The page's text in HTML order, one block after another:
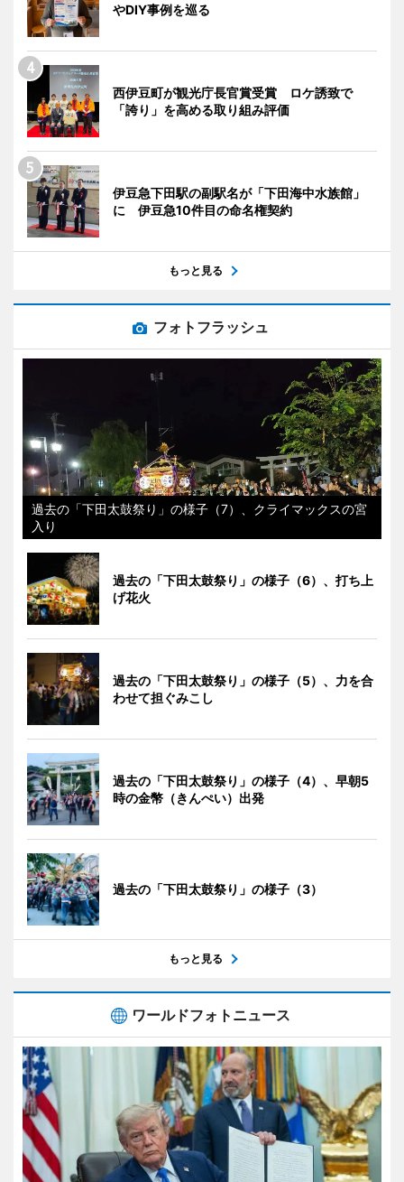
やDIY事例を巡る
西伊豆町が観光庁長官賞受賞 ロケ誘致で
「誇り」を高める取り組み評価
伊豆急下田駅の副駅名が「下田海中水族館」
に 伊豆急10件目の命名権契約
もっと見る
フォトフラッシュ
過去の「下田太鼓祭り」の様子（7）、クライマックスの宮
入り
過去の「下田太鼓祭り」の様子（6）、打ち上
げ花火
過去の「下田太鼓祭り」の様子（5）、力を合
わせて担ぐみこし
過去の「下田太鼓祭り」の様子（4）、早朝5
時の金幣（きんぺい）出発
過去の「下田太鼓祭り」の様子（3）
もっと見る
ワールドフォトニュース